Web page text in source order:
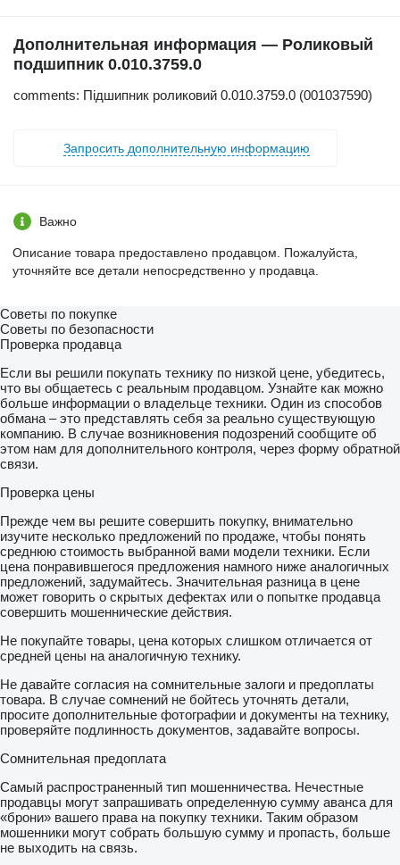
Дополнительная информация — Роликовый
подшипник 0.010.3759.0
comments: Підшипник роликовий 0.010.3759.0 (001037590)
Запросить дополнительную информацию
Важно
Описание товара предоставлено продавцом. Пожалуйста,
уточняйте все детали непосредственно у продавца.
Советы по покупке
Советы по безопасности
Проверка продавца
Если вы решили покупать технику по низкой цене, убедитесь,
что вы общаетесь с реальным продавцом. Узнайте как можно
больше информации о владельце техники. Один из способов
обмана – это представлять себя за реально существующую
компанию. В случае возникновения подозрений сообщите об
этом нам для дополнительного контроля, через форму обратной
связи.
Проверка цены
Прежде чем вы решите совершить покупку, внимательно
изучите несколько предложений по продаже, чтобы понять
среднюю стоимость выбранной вами модели техники. Если
цена понравившегося предложения намного ниже аналогичных
предложений, задумайтесь. Значительная разница в цене
может говорить о скрытых дефектах или о попытке продавца
совершить мошеннические действия.
Не покупайте товары, цена которых слишком отличается от
средней цены на аналогичную технику.
Не давайте согласия на сомнительные залоги и предоплаты
товара. В случае сомнений не бойтесь уточнять детали,
просите дополнительные фотографии и документы на технику,
проверяйте подлинность документов, задавайте вопросы.
Сомнительная предоплата
Самый распространенный тип мошенничества. Нечестные
продавцы могут запрашивать определенную сумму аванса для
«брони» вашего права на покупку техники. Таким образом
мошенники могут собрать большую сумму и пропасть, больше
не выходить на связь.